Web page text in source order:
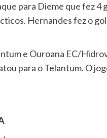
para Dieme que fez 4
Hernandes fez o
e Ouroana EC/
para o Telantum. O